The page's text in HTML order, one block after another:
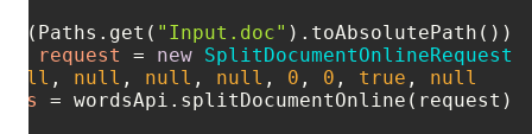
"Input.doc" ).toAbsolutePath());
request = new SplitDocumentOnlineRequest
null , null , null , null , 0 , 0 , true , null
= wordsApi.splitDocumentOnline(request);